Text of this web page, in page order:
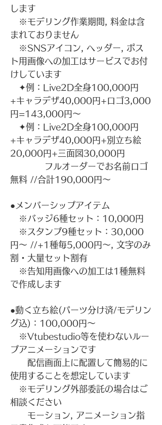
します
​​ ※モデリング作業期間, 料金は含
まれておりません
※SNSアイコン, ヘッダー, ポス
ト用画像への加工はサービスでお付
けしています
✦例：Live2D全身100,000円
+キャラデザ40,000円+ロゴ3,000
円=143,000円～
✦例：Live2D全身100,000円
+キャラデザ40,000円+別立ち絵
20,000円+三面図30,000円
フルオーダーでお名前ロゴ
無料 //合計190,000円～
●メンバーシップアイテム
※バッジ6種セット：10,000円
※スタンプ9種セット：30,000
円～ //+1種毎5,000円～, 文字のみ
割・大量セット割有
※告知用画像への加工は1種無料
で作成します
​●動く立ち絵(パーツ分け済/モデリン
グ込)：100,000円～
※Vtubestudio等を使わないルー
プアニメーションです
配信画面上に配置して簡易的に
使用することを想定しています
※モデリング外部委託の場合はご
相談ください
モーション, アニメーション指